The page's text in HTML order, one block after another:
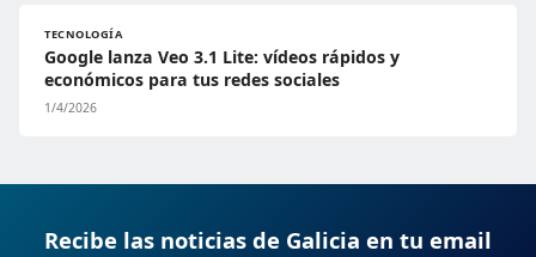
TECNOLOGÍA
Google lanza Veo 3.1 Lite: vídeos rápidos y
económicos para tus redes sociales
1/4/2026
Recibe las noticias de Galicia en tu email